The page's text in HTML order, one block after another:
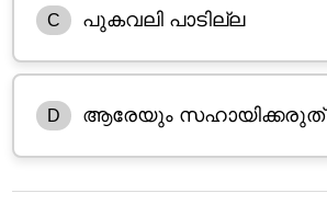
C പുകവലി പാടില്ല
D ആരേയും സഹായിക്കരുത്